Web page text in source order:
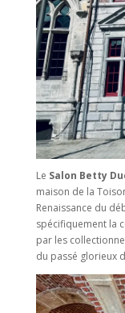
Le Salon Betty
maison de la
Renaissance du
spécifiquement la
par les
du passé glorieux